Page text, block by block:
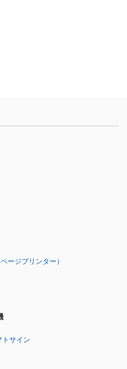
ージプリンター）
トサイン